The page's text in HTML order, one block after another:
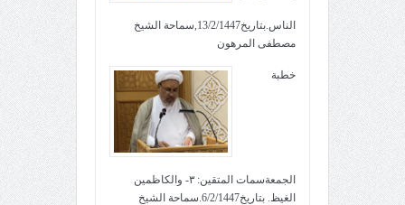
الناس.بتاريخ13/2/1447,سماحة الشيخ
مصطفى المرهون
خطبة
الجمعةسمات المتقين: ٣- والكاظمين
الغيظ. بتاريخ6/2/1447.سماحة الشيخ